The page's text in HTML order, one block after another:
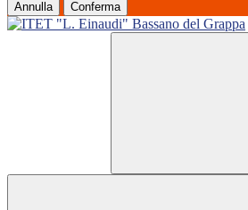
Annulla Conferma